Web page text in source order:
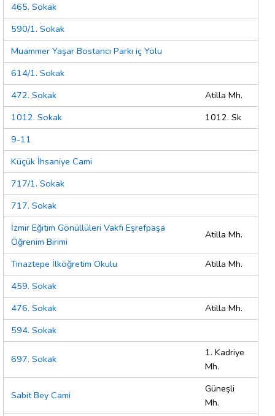
465. Sokak
590/1. Sokak
Muammer Yaşar Bostancı Parkı iç Yolu
614/1. Sokak
472. Sokak
Atilla Mh.
1012. Sokak
1012. Sk
9-11
Küçük İhsaniye Cami
717/1. Sokak
717. Sokak
İzmir Eğitim Gönüllüleri Vakfı Eşrefpaşa
Öğrenim Birimi
Atilla Mh.
Tınaztepe İlköğretim Okulu
Atilla Mh.
459. Sokak
476. Sokak
Atilla Mh.
594. Sokak
697. Sokak
1. Kadriye
Mh.
Sabit Bey Cami
Güneşli
Mh.